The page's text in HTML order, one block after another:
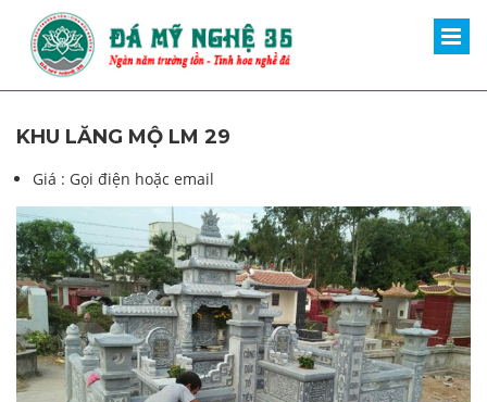
KHU LĂNG MỘ LM 29
Giá : Gọi điện hoặc email